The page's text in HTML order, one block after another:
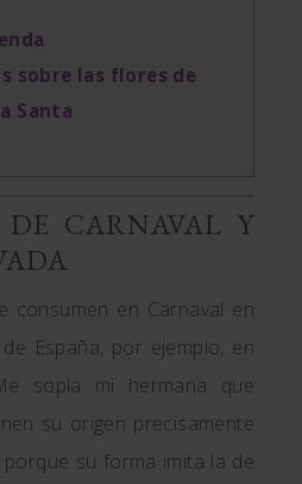
sobre las flores de
Santa
DE CARNAVAL Y
consumen en Carnaval en
España, por ejemplo, en
sopla mi hermana que
su origen precisamente
su forma imita la de